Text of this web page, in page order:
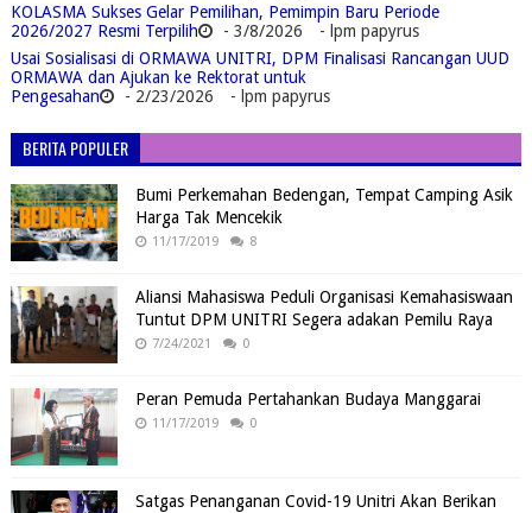
KOLASMA Sukses Gelar Pemilihan, Pemimpin Baru Periode
2026/2027 Resmi Terpilih
- 3/8/2026
- lpm papyrus
Usai Sosialisasi di ORMAWA UNITRI, DPM Finalisasi Rancangan UUD
ORMAWA dan Ajukan ke Rektorat untuk
Pengesahan
- 2/23/2026 - lpm papyrus
BERITA POPULER
Bumi Perkemahan Bedengan, Tempat Camping Asik
Harga Tak Mencekik
11/17/2019 8
Aliansi Mahasiswa Peduli Organisasi Kemahasiswaan
Tuntut DPM UNITRI Segera adakan Pemilu Raya
7/24/2021 0
Peran Pemuda Pertahankan Budaya Manggarai
11/17/2019 0
Satgas Penanganan Covid-19 Unitri Akan Berikan